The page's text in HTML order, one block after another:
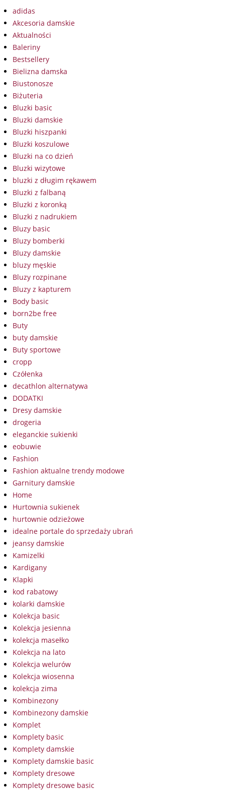
adidas
Akcesoria damskie
Aktualności
Baleriny
Bestsellery
Bielizna damska
Biustonosze
Biżuteria
Bluzki basic
Bluzki damskie
Bluzki hiszpanki
Bluzki koszulowe
Bluzki na co dzień
Bluzki wizytowe
bluzki z długim rękawem
Bluzki z falbaną
Bluzki z koronką
Bluzki z nadrukiem
Bluzy basic
Bluzy bomberki
Bluzy damskie
bluzy męskie
Bluzy rozpinane
Bluzy z kapturem
Body basic
born2be free
Buty
buty damskie
Buty sportowe
cropp
Czółenka
decathlon alternatywa
DODATKI
Dresy damskie
drogeria
eleganckie sukienki
eobuwie
Fashion
Fashion aktualne trendy modowe
Garnitury damskie
Home
Hurtownia sukienek
hurtownie odzieżowe
idealne portale do sprzedaży ubrań
jeansy damskie
Kamizelki
Kardigany
Klapki
kod rabatowy
kolarki damskie
Kolekcja basic
Kolekcja jesienna
kolekcja masełko
Kolekcja na lato
Kolekcja welurów
Kolekcja wiosenna
kolekcja zima
Kombinezony
Kombinezony damskie
Komplet
Komplety basic
Komplety damskie
Komplety damskie basic
Komplety dresowe
Komplety dresowe basic